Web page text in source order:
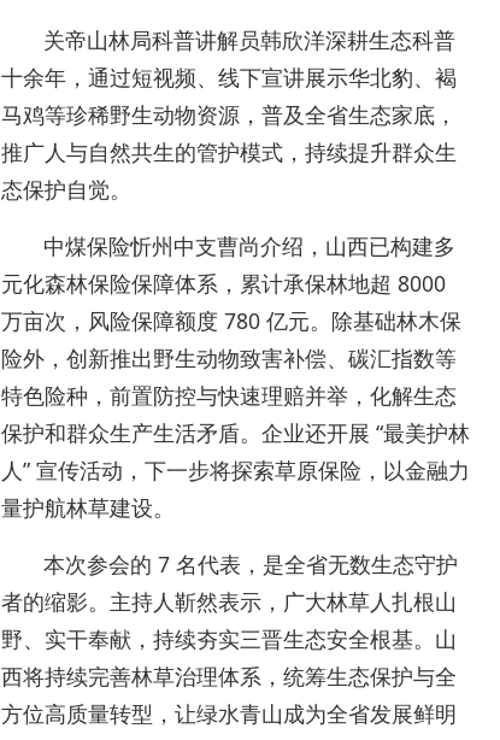
关帝山林局科普讲解员韩欣洋深耕生态科普
十余年，通过短视频、线下宣讲展示华北豹、褐
马鸡等珍稀野生动物资源，普及全省生态家底，
推广人与自然共生的管护模式，持续提升群众生
态保护自觉。
中煤保险忻州中支曹尚介绍，山西已构建多
元化森林保险保障体系，累计承保林地超 8000
万亩次，风险保障额度 780 亿元。除基础林木保
险外，创新推出野生动物致害补偿、碳汇指数等
特色险种，前置防控与快速理赔并举，化解生态
保护和群众生产生活矛盾。企业还开展 “最美护林
人” 宣传活动，下一步将探索草原保险，以金融力
量护航林草建设。
本次参会的 7 名代表，是全省无数生态守护
者的缩影。主持人靳然表示，广大林草人扎根山
野、实干奉献，持续夯实三晋生态安全根基。山
西将持续完善林草治理体系，统筹生态保护与全
方位高质量转型，让绿水青山成为全省发展鲜明